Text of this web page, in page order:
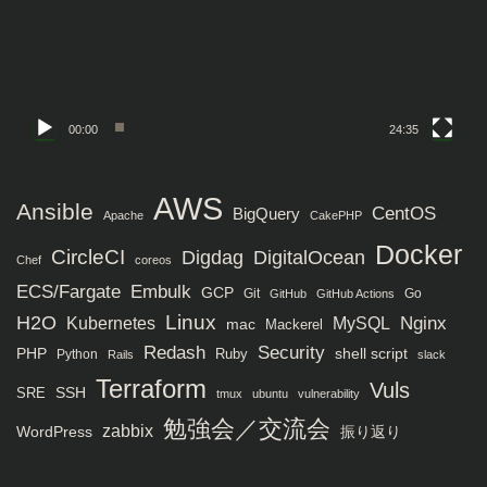
00:00 24:35
Ansible Apache AWS BigQuery CakePHP CentOS
Chef CircleCI coreos Digdag DigitalOcean Docker
ECS/Fargate Embulk GCP Git GitHub GitHub Actions Go
H2O Kubernetes Linux mac Mackerel MySQL Nginx
PHP Python Rails Redash Ruby Security shell script slack
SRE SSH Terraform tmux ubuntu vulnerability Vuls
WordPress zabbix 勉強会／交流会 振り返り